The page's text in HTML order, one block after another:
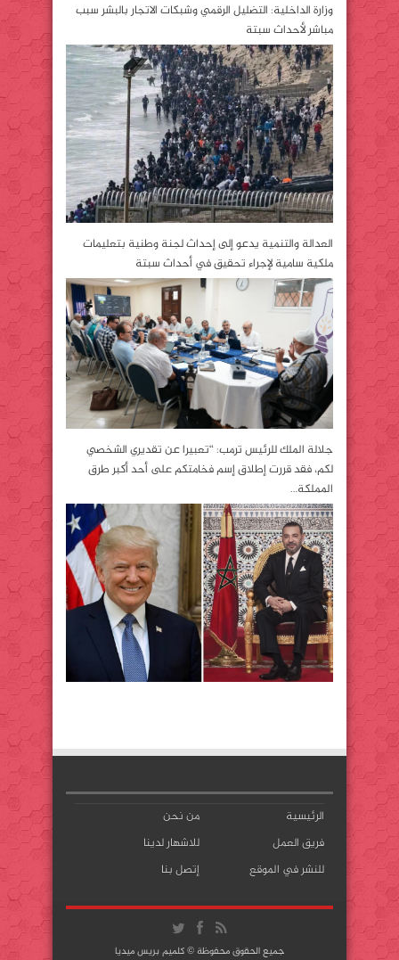
وزارة الداخلية: التضليل الرقمي وشبكات الاتجار بالبشر سبب
مباشر لأحداث سبتة
العدالة والتنمية يدعو إلى إحداث لجنة وطنية بتعليمات
ملكية سامية لإجراء تحقيق في أحداث سبتة
جلالة الملك للرئيس ترمب: “تعبيرا عن تقديري الشخصي
لكم، فقد قررت إطلاق إسم فخامتكم على أحد أكبر طرق
المملكة…
الرئيسية
من نحن
فريق العمل
للاشهار لدينا
للنشر في الموقع
إتصل بنا
جميع الحقوق محفوظة © كلميم بريس ميديا